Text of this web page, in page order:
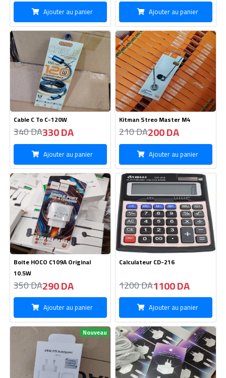
Boite HOCO C109A Original
10.5W
350 DA290 DA
Ajouter au panier
Calculateur CD-216
1200 DA1100 DA
Ajouter au panier
Boite Samsung Type C-45W-
Fast Charge
560 DA550 DA
Ajouter au panier
Chargeur iPhone14 Pro Max-
50W
960 DA950 DA
Ajouter au panier
TWS CAZAL CA 02+Ficheur
Telephone buzz 7 Lite